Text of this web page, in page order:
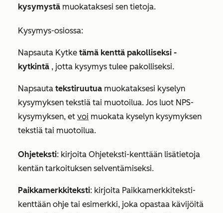
kysymystä muokataksesi sen tietoja.
Kysymys-osiossa:
Napsauta Kytke tämä kenttä pakolliseksi -
kytkintä , jotta kysymys tulee pakolliseksi.
Napsauta tekstiruutua muokataksesi kyselyn
kysymyksen tekstiä tai muotoilua. Jos luot NPS-
kysymyksen, et voi muokata kyselyn kysymyksen
tekstiä tai muotoilua.
Ohjeteksti: kirjoita Ohjeteksti-kenttään lisätietoja
kentän tarkoituksen selventämiseksi.
Paikkamerkkiteksti: kirjoita Paikkamerkkiteksti-
kenttään ohje tai esimerkki, joka opastaa kävijöitä